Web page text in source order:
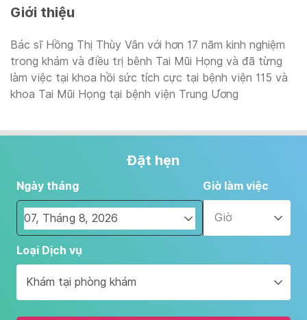
Giới thiệu
Bác sĩ Hồng Thị Thùy Vân với hơn 17 năm kinh nghiệm
trong khám và điều trị bênh Tai Mũi Họng và đã từng
làm việc tại khoa hồi sức tích cực tại bệnh viện 115 và
khoa Tai Mũi Họng tại bệnh viện Trung Ương
Đặt hẹn
Ngày tháng
Navigate
forward
interact
with
Giờ làm việc
Giờ
Loại Dịch vụ
Khám tại phòng khám